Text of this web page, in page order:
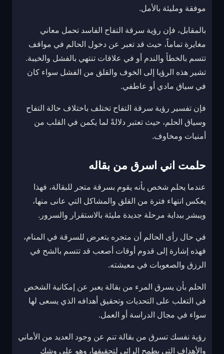
موفقة ومليئة بالأمل.
بالمقابل، فإن رؤية سرقة التفاح الفاسد تحمل معاني
مغايرة تماماً، حيث قد تعبر عن دخول الحالم في مواقف
تتسم بالخطأ والندم أو في علاقات تنتهي بالفشل والخيبة.
تشير هذه الرؤيا إلى الخوف والقلق من الفشل سواء كان
في سياق مادي أو عاطفي.
فإن تفسير رؤية سرقة التفاح تختلف باختلاف حالة التفاح
وسياق الحلم، حيث تعتبر دلالةً لما يكمن في القلب من
أمنيات ومخاوف.
حلمت اني اسرق من بقاله
عندما يحلم شخص بأنه يقوم بسرقة متجر للبقالة، فهذا
يعكس انتهاء فترة من القلق والمشاكل التي عانى منها،
ويبشر ببداية مرحلة جديدة مليئة بالاستقرار والسرور.
في حال رأى الحالم أن متجره يتعرض للسرقة في المنام،
فهذه إشارة إلى قدوم أوقات أصعب قد تتسم بالشح في
الرزق والصعوبات في معيشته.
الحلم بأن يسرق المرء من بقالة يعبر عن إمكانية الشخص
في التغلب على التحديات وتحقيق أهدافه الذي يسعى لها
سواء في مجال الدراسة أو العمل.
رؤية نفسك تسرق من بقالة تنم عن وجود العديد من الأماني
والأهداف التي يطمح الرائي لتحقيقها، وهو على وشك